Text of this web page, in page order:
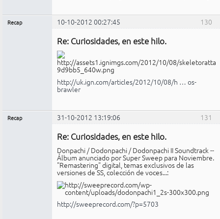
130
Recap 10-10-2012 00:27:45
Re: Curiosidades, en este hilo.
http://uk.ign.com/articles/2012/10/08/h … os-
brawler
131
Recap 31-10-2012 13:19:06
Re: Curiosidades, en este hilo.
Donpachi / Dodonpachi / Dodonpachi II Soundtrack --
Álbum anunciado por Super Sweep para Noviembre.
"Remastering" digital, temas exclusivos de las
versiones de SS, colección de voces...:
http://sweeprecord.com/?p=5703